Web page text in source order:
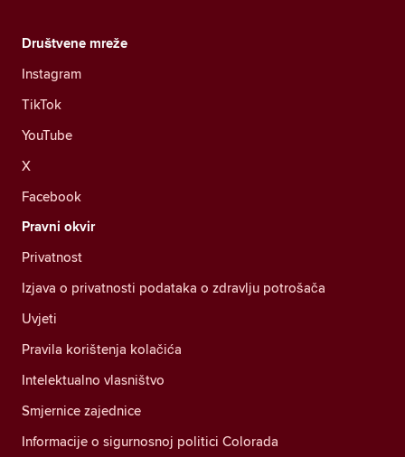
Društvene mreže
Instagram
TikTok
YouTube
X
Facebook
Pravni okvir
Privatnost
Izjava o privatnosti podataka o zdravlju potrošača
Uvjeti
Pravila korištenja kolačića
Intelektualno vlasništvo
Smjernice zajednice
Informacije o sigurnosnoj politici Colorada